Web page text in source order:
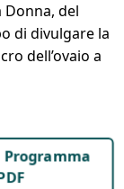
Donna, del
di divulgare la
dell’ovaio a
Programma